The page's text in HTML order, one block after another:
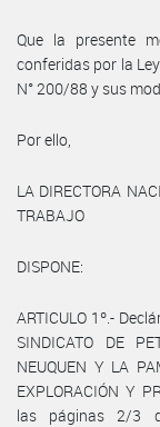
Que la presente
conferidas por la
N° 200/88 y sus
Por ello,
LA DIRECTORA
TRABAJO
DISPONE:
ARTICULO 1º.-
SINDICATO DE
NEUQUEN Y LA
EXPLORACIÓN Y
las páginas 2/3